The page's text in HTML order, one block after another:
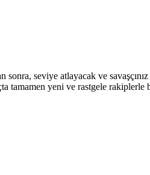
seviye atlayacak ve
tamamen yeni ve rastgele rakiplerle